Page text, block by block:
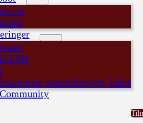
FSD
supercharging, lader